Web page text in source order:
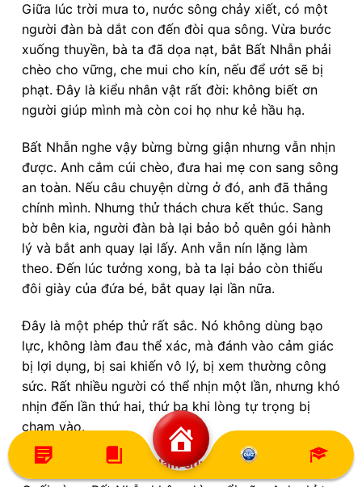
Giữa lúc trời mưa to, nước sông chảy xiết, có một
người đàn bà dắt con đến đòi qua sông. Vừa bước
xuống thuyền, bà ta đã dọa nạt, bắt Bất Nhẫn phải
chèo cho vững, che mui cho kín, nếu để ướt sẽ bị
phạt. Đây là kiểu nhân vật rất đời: không biết ơn
người giúp mình mà còn coi họ như kẻ hầu hạ.
Bất Nhẫn nghe vậy bừng bừng giận nhưng vẫn nhịn
được. Anh cắm cúi chèo, đưa hai mẹ con sang sông
an toàn. Nếu câu chuyện dừng ở đó, anh đã thắng
chính mình. Nhưng thử thách chưa kết thúc. Sang
bờ bên kia, người đàn bà lại bảo bỏ quên gói hành
lý và bắt anh quay lại lấy. Anh vẫn nín lặng làm
theo. Đến lúc tưởng xong, bà ta lại bảo còn thiếu
đôi giày của đứa bé, bắt quay lại lần nữa.
Đây là một phép thử rất sắc. Nó không dùng bạo
lực, không làm đau thể xác, mà đánh vào cảm giác
bị lợi dụng, bị sai khiến vô lý, bị xem thường công
sức. Rất nhiều người có thể nhịn một lần, nhưng khó
nhịn đến lần thứ hai, thứ ba khi lòng tự trọng bị
chạm vào.
Chỉ một câu mắng đủ làm sụp đổ tất cả